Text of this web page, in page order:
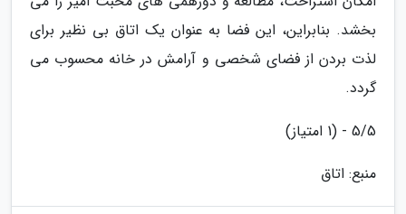
بخشد. بنابراین، این فضا به عنوان یک اتاق بی نظیر برای
لذت بردن از فضای شخصی و آرامش در خانه محسوب می
گردد.
5/5 - (1 امتیاز)
منبع: اتاق